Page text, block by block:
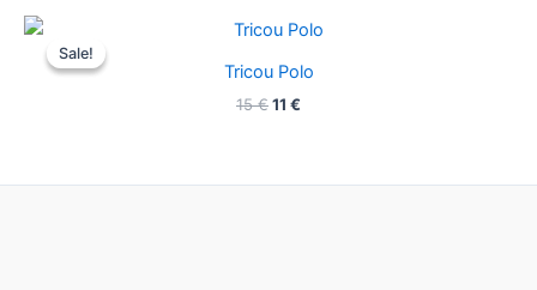
Sale!
Sale!
Tricou Polo
15€
Prețul
inițial
a
fost:
15 €.
11 €
Prețul
curent
este:
11 €.